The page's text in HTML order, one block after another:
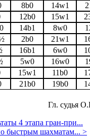
8b0 14w1
12b0 15w1
14b1 8w0
2b0 21w1
16b1 6w0
5w0 16w0
15w1 11b0
21b0 19b0
Гл. судья
4 этапа гран-при...
быстрым шахматам... >